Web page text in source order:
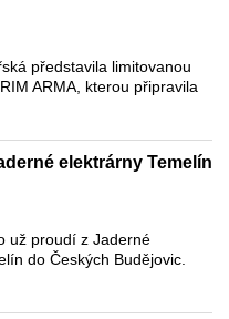
představila limitovanou
ARMA, kterou připravila
elektrárny Temelín
už proudí z Jaderné
do Českých Budějovic.